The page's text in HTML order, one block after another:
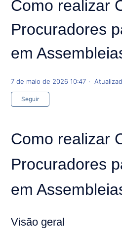
Como realizar
Procuradores
em
7 de maio de 2026 10:47
Seguir
Como realizar
Procuradores
em
Visão geral